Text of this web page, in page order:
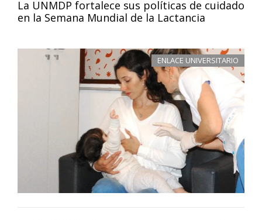
La UNMDP fortalece sus políticas de cuidado
en la Semana Mundial de la Lactancia
ENLACE UNIVERSITARIO